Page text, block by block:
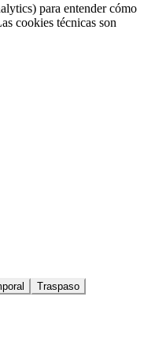
para entender cómo
cookies técnicas son
Traspaso